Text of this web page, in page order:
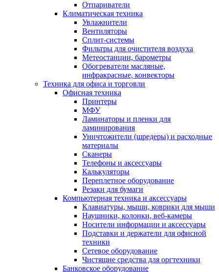
Отпариватели
Климатическая техника
Увлажнители
Вентиляторы
Сплит-системы
Фильтры для очистителя воздуха
Метеостанции, барометры
Обогреватели масляные,
инфракрасные, конвекторы
Техника для офиса и торговли
Офисная техника
Принтеры
МФУ
Ламинаторы и пленки для
ламинирования
Уничтожители (шредеры) и расходные
материалы
Сканеры
Телефоны и аксессуары
Калькуляторы
Переплетное оборудование
Резаки для бумаги
Компьютерная техника и аксессуары
Клавиатуры, мыши, коврики для мыши
Наушники, колонки, веб-камеры
Носители информации и аксессуары
Подставки и держатели для офисной
техники
Сетевое оборудование
Чистящие средства для оргтехники
Банковское оборудование